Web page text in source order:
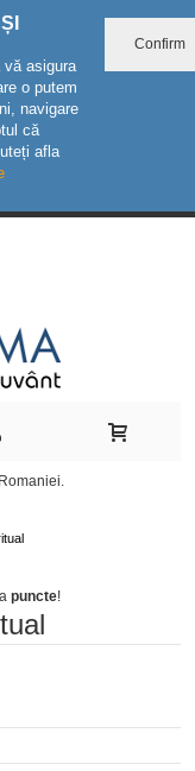
vă asigura
o putem
navigare
că
afla
Confirm
puncte!